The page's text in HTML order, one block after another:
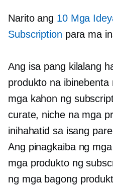
Narito ang 10 Mga
Subscription para ma
Ang isa pang kilalang
produkto na ibinebenta
mga kahon ng
curate, niche na mga
inihahatid sa isang
Ang pinagkaiba ng
mga produkto ng
ng mga bagong